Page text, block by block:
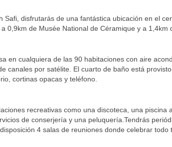
Safi, disfrutarás de una fantástica ubicación en el
0,9km de Musée National de Céramique y a 1,4km
en cualquiera de las 90 habitaciones con aire
canales por satélite. El cuarto de baño está
cortinas opacas y teléfono.
recreativas como una discoteca, una
de conserjería y una peluquería.Tendrás
4 salas de reuniones donde celebrar